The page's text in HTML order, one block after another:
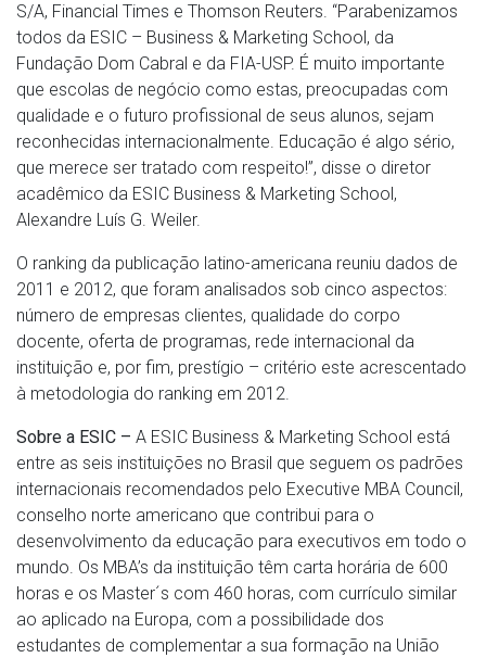
S/A, Financial Times e Thomson Reuters. “Parabenizamos
todos da ESIC – Business & Marketing School, da
Fundação Dom Cabral e da FIA-USP. É muito importante
que escolas de negócio como estas, preocupadas com
qualidade e o futuro profissional de seus alunos, sejam
reconhecidas internacionalmente. Educação é algo sério,
que merece ser tratado com respeito!”, disse o diretor
acadêmico da ESIC Business & Marketing School,
Alexandre Luís G. Weiler.
O ranking da publicação latino-americana reuniu dados de
2011 e 2012, que foram analisados sob cinco aspectos:
número de empresas clientes, qualidade do corpo
docente, oferta de programas, rede internacional da
instituição e, por fim, prestígio – critério este acrescentado
à metodologia do ranking em 2012.
Sobre a ESIC – A ESIC Business & Marketing School está
entre as seis instituições no Brasil que seguem os padrões
internacionais recomendados pelo Executive MBA Council,
conselho norte americano que contribui para o
desenvolvimento da educação para executivos em todo o
mundo. Os MBA’s da instituição têm carta horária de 600
horas e os Master´s com 460 horas, com currículo similar
ao aplicado na Europa, com a possibilidade dos
estudantes de complementar a sua formação na União